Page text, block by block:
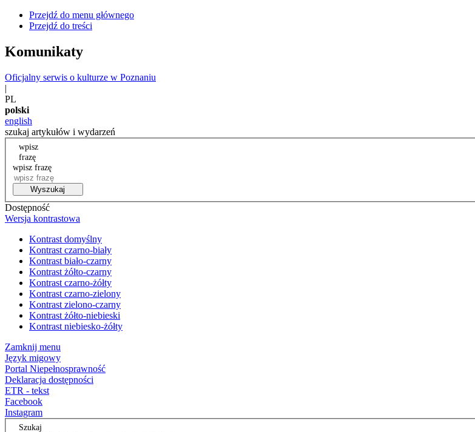
Przejdź do menu głównego
Przejdź do treści
Komunikaty
Oficjalny serwis o kulturze w Poznaniu
|
PL
polski
english
szukaj artykułów i wydarzeń
wpisz
frazę
wpisz frazę
Wyszukaj
Dostępność
Wersja kontrastowa
Kontrast domyślny
Kontrast czarno-biały
Kontrast biało-czarny
Kontrast żółto-czarny
Kontrast czarno-żółty
Kontrast czarno-zielony
Kontrast zielono-czarny
Kontrast żółto-niebieski
Kontrast niebiesko-żółty
Zamknij menu
Język migowy
Portal Niepełnosprawność
Deklaracja dostępności
ETR - tekst
Facebook
Instagram
Szukaj